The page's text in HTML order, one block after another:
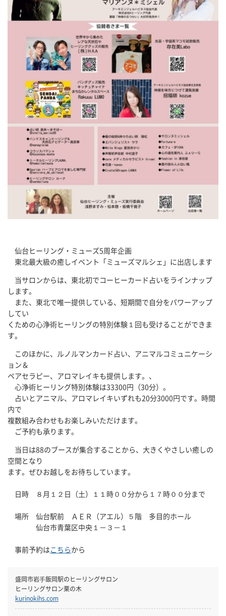
仙台ヒーリング・ミューズ5周年企画
東北最大級の癒しイベント「ミューズマルシェ」に出店します
当サロンからは、東北初でコーヒーカード占いをラインナップ
します。
また、東北で唯一提供している、短期間で自分をパワーアップ
してい
くための心浄術ヒーリングの特別体験１回も受けることができま
す。
このほかに、ルノルマンカード占い、アニマルコミュニケーシ
ョン＆
ペアセラピー、アロマレイキも提供します。、
心浄術ヒーリング特別体験は33300円（30分）。
占いとアニマル、アロマレイキいずれも20分3000円です。時間
内で
複数組み合わせもお楽しみいただけます。
ご予約も承ります。
当日は88のブースが集合することから、大きくやさしい癒しの
空間となり
ます。ぜひお越しをお待ちしています。
日時 ８月１２日（土）１１時００分から１７時００分まで
場所 仙台駅前 ＡＥＲ（アエル）５階 多目的ホール
仙台市青葉区中央１－３－１
事前予約はこちらから
盛岡市岩⼿飯岡駅のヒーリングサロン
ヒーリングサロン栗の木
kurinokihs.com